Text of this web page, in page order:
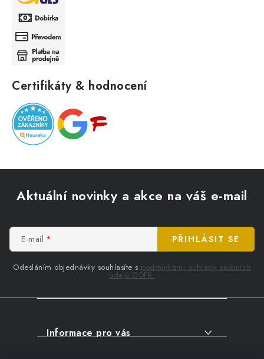
Certifikáty & hodnocení
Aktuální novinky a akce na váš e-mail
E-mail
Odesláním objednávky souhlasíte s podmínkami ochrany osobních
údajů GDPR.
PŘIHLÁSIT SE
Informace pro vás